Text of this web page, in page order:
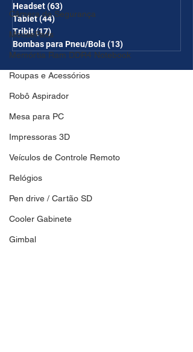
Câmera de Segurança
MousePads
Memórtia Ram DDR4 Notebook
Roupas e Acessórios
Robô Aspirador
Mesa para PC
Impressoras 3D
Veículos de Controle Remoto
Relógios
Pen drive / Cartão SD
Cooler Gabinete
Gimbal
Headset(63)
Tablet(44)44 posts
Tribit(17)17 posts
Bombas para Pneu/Bola (13)